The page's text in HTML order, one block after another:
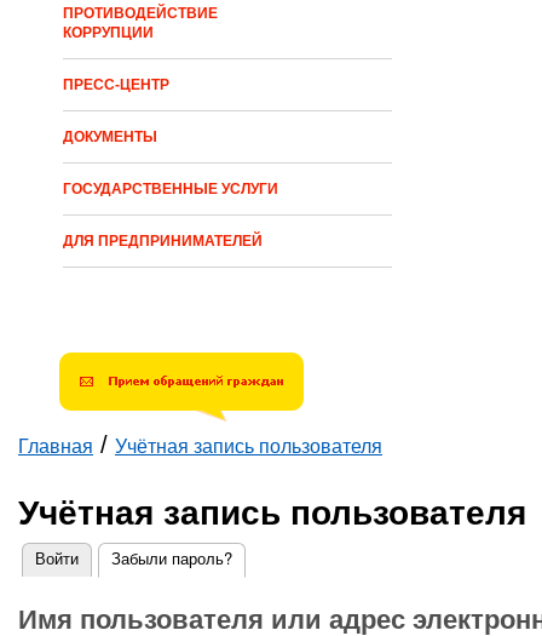
ПРОТИВОДЕЙСТВИЕ
КОРРУПЦИИ
ПРЕСС-ЦЕНТР
ДОКУМЕНТЫ
ГОСУДАРСТВЕННЫЕ УСЛУГИ
ДЛЯ ПРЕДПРИНИМАТЕЛЕЙ
Главная / Учётная запись пользователя
Учётная запись пользователя
Главные вкладки
Войти Забыли пароль?
Имя пользователя или адрес